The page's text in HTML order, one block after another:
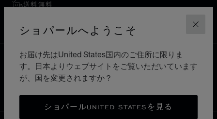
閉じる
ショパールへようこそ
お届け先はUnited States国内のご住所に限りま
す。日本よりウェブサイトをご覧いただいています
が、国を変更されますか？
ショパールUNITED STATESを見る
送料無料
返品と交換
ホーム ブティックを検索 すべてのブティック
アジア・オセアニア インドネシア